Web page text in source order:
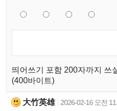
띄어쓰기 포함 200자까지 쓰
(400바이트)
大竹英雄 2026-02-16 오전